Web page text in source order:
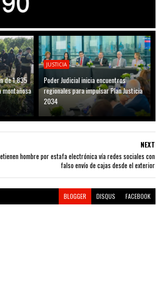
de 1,835
montañosa
JUSTICIA
Poder Judicial inicia encuentros
regionales para impulsar Plan Justicia
2034
NEXT
hombre por estafa electrónica vía redes sociales con
falso envío de cajas desde el exterior
BLOGGER DISQUS FACEBOOK